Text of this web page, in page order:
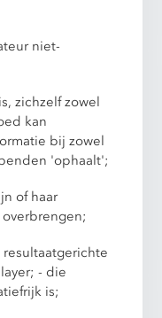
niet-
zichzelf zowel
kan
bij zowel
'ophaalt';
of haar
- die
is;